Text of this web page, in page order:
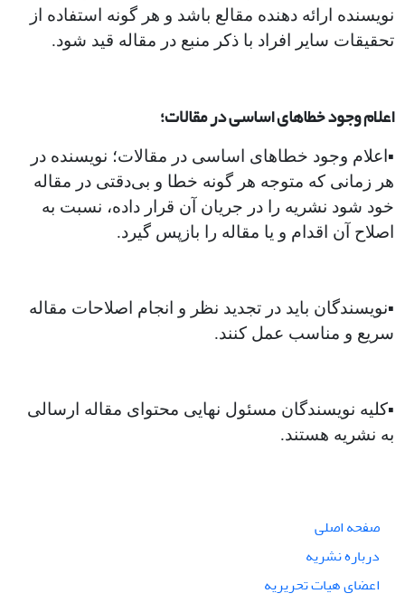
نویسنده ارائه دهنده مقالع باشد و هر گونه استفاده از
تحقیقات سایر افراد با ذکر منبع در مقاله قید شود.
اعلام وجود خطاهای اساسی در مقالات؛
▪︎اعلام وجود خطاهای اساسی در مقالات؛ نویسنده در
هر زمانی که متوجه هر گونه خطا و بی‌دقتی در مقاله
خود شود نشریه را در جریان آن قرار داده، نسبت به
اصلاح آن اقدام و یا مقاله را بازپس گیرد.
▪︎نویسندگان باید در تجدید نظر و انجام اصلاحات مقاله
سریع و مناسب عمل کنند.
▪︎کلیه نویسندگان مسئول نهایی محتوای مقاله ارسالی
به نشریه هستند.
صفحه اصلی
درباره نشریه
اعضای هیات تحریریه